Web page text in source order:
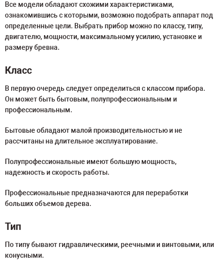
Все модели обладают схожими характеристиками,
ознакомившись с которыми, возможно подобрать аппарат под
определенные цели. Выбрать прибор можно по классу, типу,
двигателю, мощности, максимальному усилию, установке и
размеру бревна.
Класс
В первую очередь следует определиться с классом прибора.
Он может быть бытовым, полупрофессиональным и
профессиональным.
Бытовые обладают малой производительностью и не
рассчитаны на длительное эксплуатирование.
Полупрофессиональные имеют большую мощность,
надежность и скорость работы.
Профессиональные предназначаются для переработки
больших объемов дерева.
Тип
По типу бывают гидравлическими, реечными и винтовыми, или
конусными.